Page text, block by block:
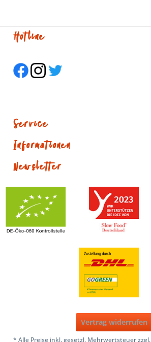
Hotline
Service
Informationen
Newsletter
Vertrag widerrufen
* Alle Preise inkl. gesetzl. Mehrwertsteuer zzgl.